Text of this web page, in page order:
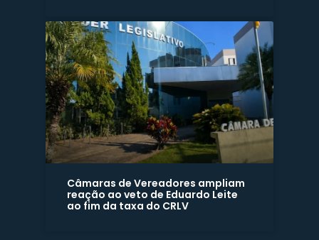
Câmaras de Vereadores ampliam
reação ao veto de Eduardo Leite
ao fim da taxa do CRLV